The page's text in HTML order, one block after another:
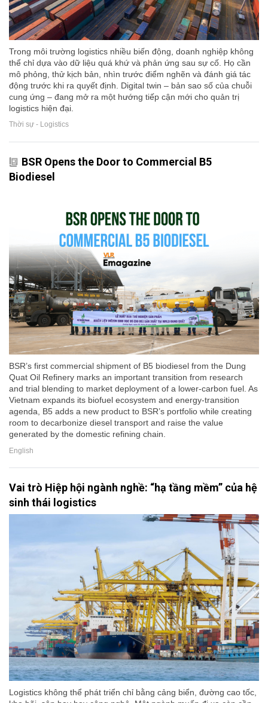
Trong môi trường logistics nhiều biến động, doanh nghiệp không
thể chỉ dựa vào dữ liệu quá khứ và phản ứng sau sự cố. Họ cần
mô phỏng, thử kịch bản, nhìn trước điểm nghẽn và đánh giá tác
động trước khi ra quyết định. Digital twin – bản sao số của chuỗi
cung ứng – đang mở ra một hướng tiếp cận mới cho quản trị
logistics hiện đại.
Thời sự - Logistics
BSR Opens the Door to Commercial B5
Biodiesel
BSR’s first commercial shipment of B5 biodiesel from the Dung
Quat Oil Refinery marks an important transition from research
and trial blending to market deployment of a lower-carbon fuel. As
Vietnam expands its biofuel ecosystem and energy-transition
agenda, B5 adds a new product to BSR’s portfolio while creating
room to decarbonize diesel transport and raise the value
generated by the domestic refining chain.
English
Vai trò Hiệp hội ngành nghề: “hạ tầng mềm” của hệ
sinh thái logistics
Logistics không thể phát triển chỉ bằng cảng biển, đường cao tốc,